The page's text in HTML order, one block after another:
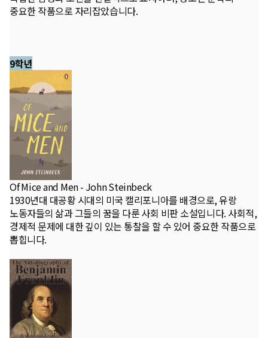
중요한 작품으로 자리잡았습니다.
9학년
Of Mice and Men - John Steinbeck
1930년대 대공황 시대의 미국 캘리포니아를 배경으로, 유랑
노동자들의 삶과 그들의 꿈을 다룬 사회 비판 소설입니다. 사회적,
경제적 문제에 대한 깊이 있는 통찰을 할 수 있어 중요한 작품으로
뽑힙니다.